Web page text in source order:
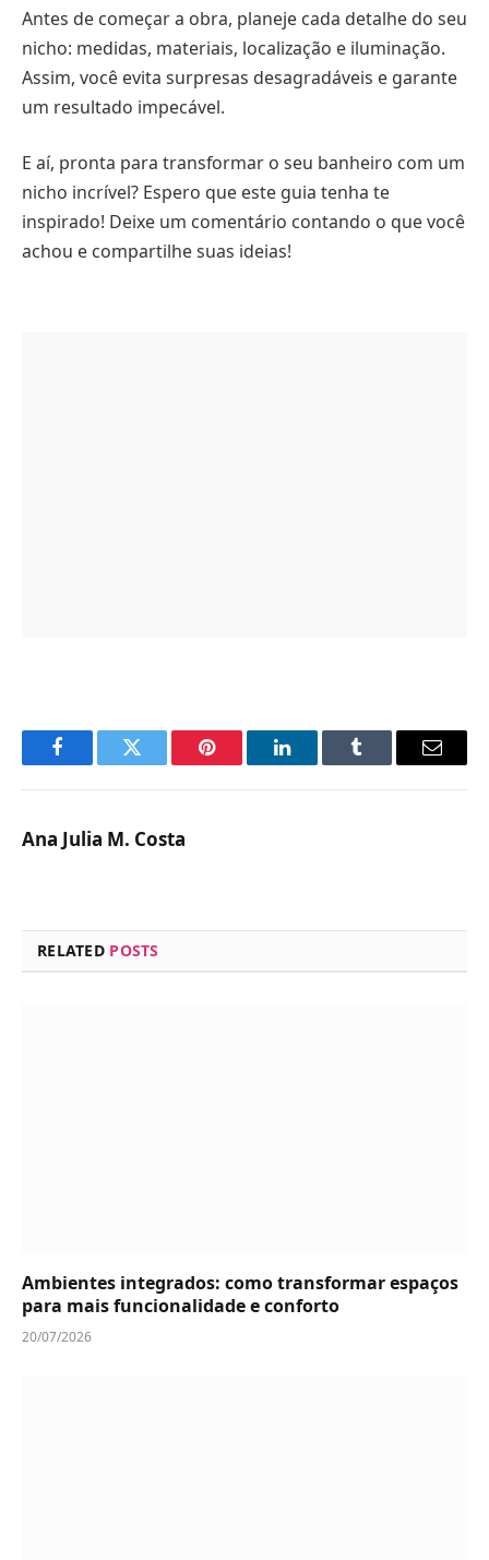
Antes de começar a obra, planeje cada detalhe do seu
nicho: medidas, materiais, localização e iluminação.
Assim, você evita surpresas desagradáveis e garante
um resultado impecável.
E aí, pronta para transformar o seu banheiro com um
nicho incrível? Espero que este guia tenha te
inspirado! Deixe um comentário contando o que você
achou e compartilhe suas ideias!
FacebookTwitter Pinterest LinkedInTumblr Email
Ana Julia M. Costa
RELATED POSTS
Ambientes integrados: como transformar espaços
para mais funcionalidade e conforto
20/07/2026